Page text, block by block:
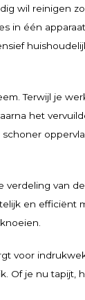
wil reinigen
in één
Terwijl je
het
verdeling van de
en efficiënt
voor
Of je nu tapijt,